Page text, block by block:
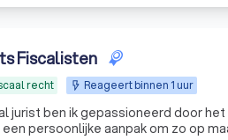
Fiscalisten
recht Reageert binnen 1 uur
jurist ben ik gepassioneerd door
persoonlijke aanpak om zo op